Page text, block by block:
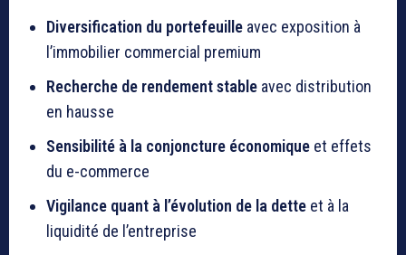
Diversification du portefeuille avec exposition à
l’immobilier commercial premium
Recherche de rendement stable avec distribution
en hausse
Sensibilité à la conjoncture économique et effets
du e-commerce
Vigilance quant à l’évolution de la dette et à la
liquidité de l’entreprise